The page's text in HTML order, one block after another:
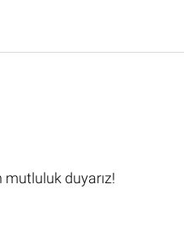
mutluluk duyarız!